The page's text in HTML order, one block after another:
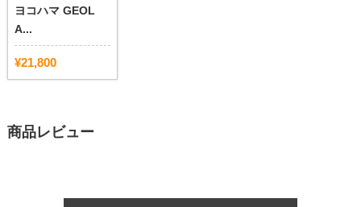
ヨコハマ GEOL
A...
¥21,800
商品レビュー